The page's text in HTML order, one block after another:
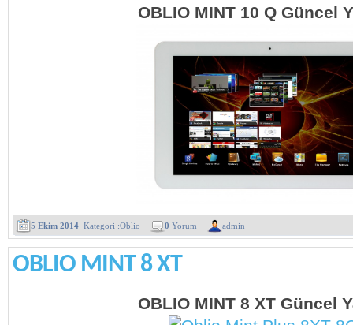
OBLIO MINT 10 Q Güncel
5 Ekim 2014 Kategori :Oblio 0 Yorum admin
OBLIO MINT 8 XT
OBLIO MINT 8 XT Güncel